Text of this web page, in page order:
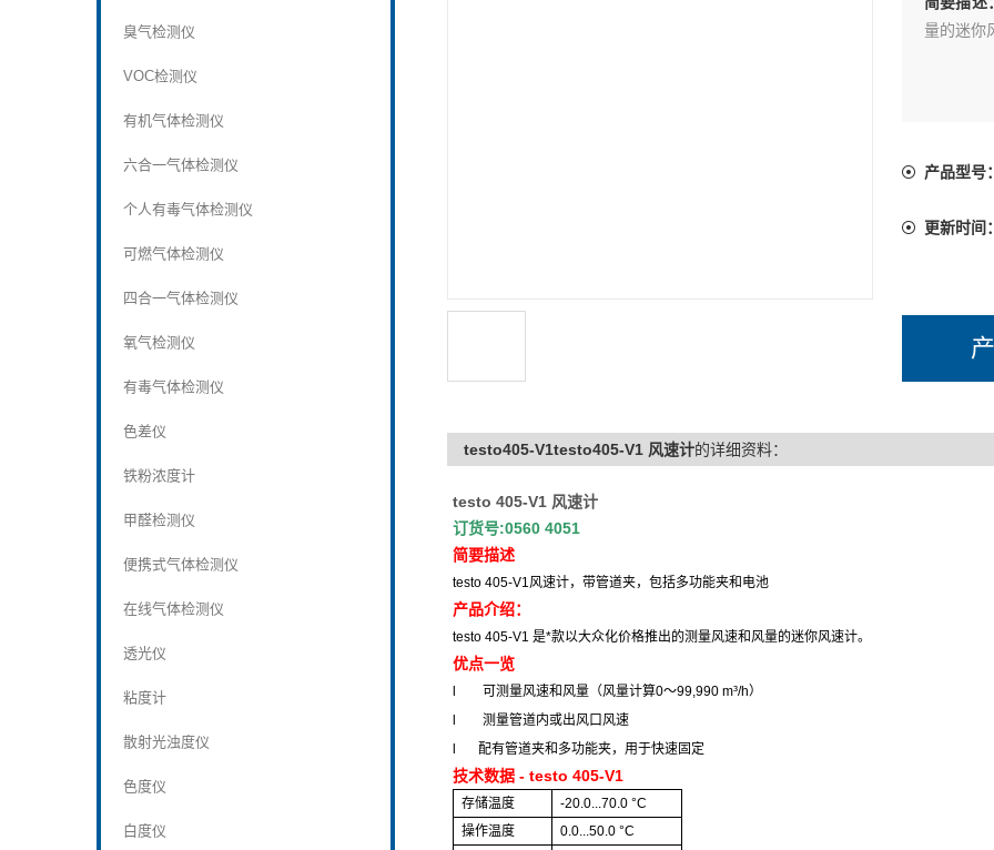
臭气检测仪
VOC检测仪
有机气体检测仪
六合一气体检测仪
个人有毒气体检测仪
可燃气体检测仪
四合一气体检测仪
氧气检测仪
有毒气体检测仪
色差仪
铁粉浓度计
甲醛检测仪
便携式气体检测仪
在线气体检测仪
透光仪
粘度计
散射光浊度仪
色度仪
白度仪
量的迷你
产品型号：
更新时间：
testo405-V1testo405-V1 风速计的详细资料：
testo 405-V1 风速计
订货号:0560 4051
简要描述
testo 405-V1风速计，带管道夹，包括多功能夹和电池
产品介绍：
testo 405-V1 是*款以大众化价格推出的测量风速和风量的迷你风速计。
优点一览
可测量风速和风量（风量计算0～99,990 m³/h）
测量管道内或出风口风速
配有管道夹和多功能夹，用于快速固定
技术数据- testo 405-V1
存储温度
-20.0...70.0 °C
操作温度
0.0...50.0 °C